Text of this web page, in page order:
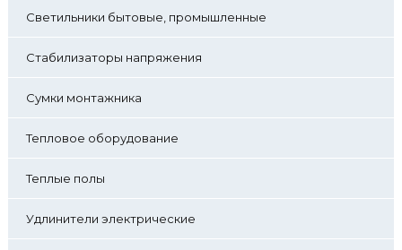
Светильники бытовые, промышленные
Стабилизаторы напряжения
Сумки монтажника
Тепловое оборудование
Теплые полы
Удлинители электрические